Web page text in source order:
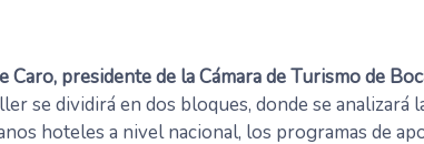
Caro, presidente de la Cámara de Turismo de
se dividirá en dos bloques, donde se analizará
hoteles a nivel nacional, los programas de